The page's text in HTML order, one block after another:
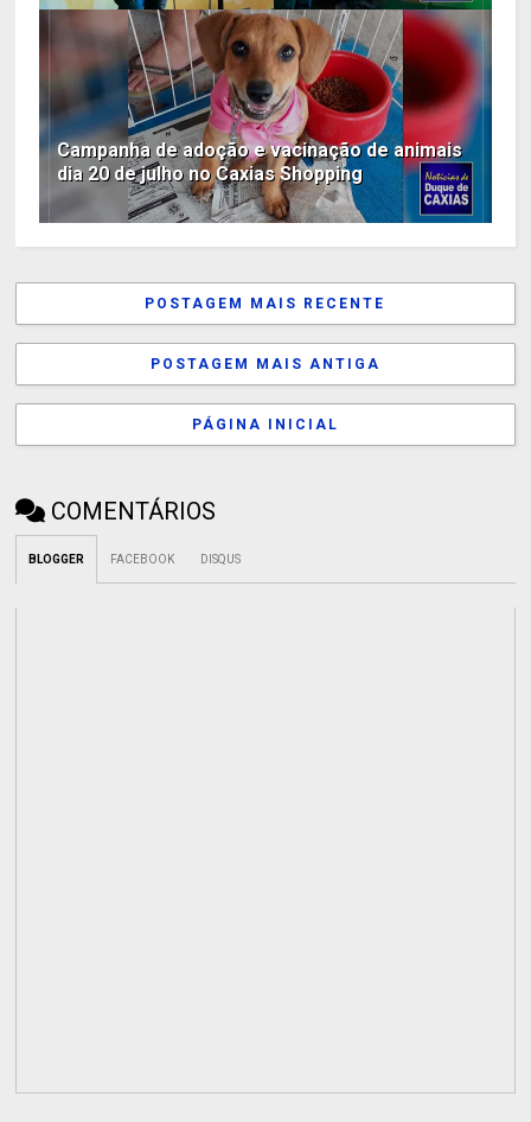
Campanha de adoção e vacinação de animais
dia 20 de julho no Caxias Shopping
POSTAGEM MAIS RECENTE
POSTAGEM MAIS ANTIGA
PÁGINA INICIAL
COMENTÁRIOS
BLOGGER FACEBOOK DISQUS